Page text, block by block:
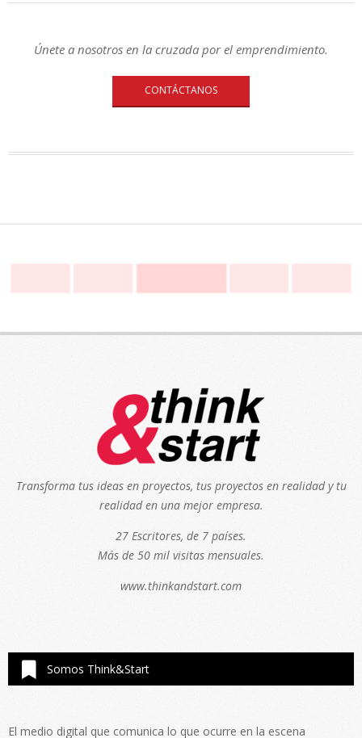
Únete a nosotros en la cruzada por el emprendimiento.
CONTÁCTANOS
Transforma tus ideas en proyectos, tus proyectos en realidad y tu
realidad en una mejor empresa.
27 Escritores, de 7 países.
Más de 50 mil visitas mensuales.
www.thinkandstart.com
Somos Think&Start
El medio digital que comunica lo que ocurre en la escena